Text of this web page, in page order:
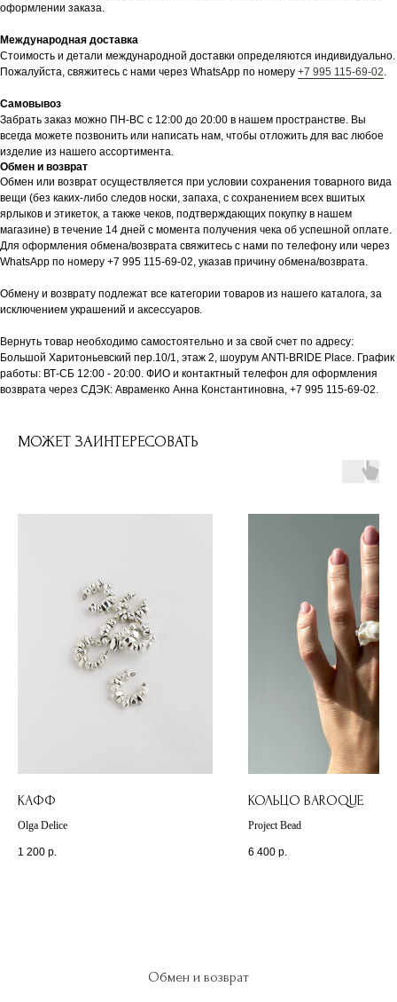
оформлении заказа.
Международная доставка
Стоимость и детали международной доставки определяются индивидуально.
Пожалуйста, свяжитесь с нами через WhatsApp по номеру +7 995 115-69-02.
Самовывоз
Забрать заказ можно ПН-ВС с 12:00 до 20:00 в нашем пространстве. Вы
всегда можете позвонить или написать нам, чтобы отложить для вас любое
изделие из нашего ассортимента.
Обмен и возврат
Обмен или возврат осуществляется при условии сохранения товарного вида
вещи (без каких-либо следов носки, запаха, с сохранением всех вшитых
ярлыков и этикеток, а также чеков, подтверждающих покупку в нашем
магазине) в течение 14 дней с момента получения чека об успешной оплате.
Для оформления обмена/возврата свяжитесь с нами по телефону или через
WhatsApp по номеру +7 995 115-69-02, указав причину обмена/возврата.
Обмену и возврату подлежат все категории товаров из нашего каталога, за
исключением украшений и аксессуаров.
Вернуть товар необходимо самостоятельно и за свой счет по адресу:
Большой Харитоньевский пер.10/1, этаж 2, шоурум ANTI-BRIDE Place. График
работы: ВТ-СБ 12:00 - 20:00. ФИО и контактный телефон для оформления
возврата через СДЭК: Авраменко Анна Константиновна, +7 995 115-69-02.
МОЖЕТ ЗАИНТЕРЕСОВАТЬ
КАФФ
Olga Delice
1 200 р.
КОЛЬЦО BAROQUE
Project Bead
6 400 р.
Обмен и возврат